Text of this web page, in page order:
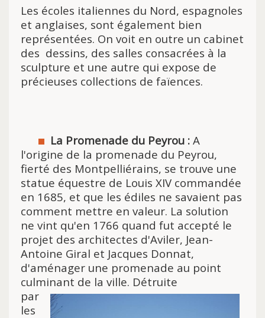
Les écoles italiennes du Nord, espagnoles
et anglaises, sont également bien
représentées. On voit en outre un cabinet
des dessins, des salles consacrées à la
sculpture et une autre qui expose de
précieuses collections de faïences.
La Promenade du Peyrou : A
l'origine de la promenade du Peyrou,
fierté des Montpelliérains, se trouve une
statue équestre de Louis XIV commandée
en 1685, et que les édiles ne savaient pas
comment mettre en valeur. La solution
ne vint qu'en 1766 quand fut accepté le
projet des architectes d'Aviler, Jean-
Antoine Giral et Jacques Donnat,
d'aménager une promenade au point
culminant de la ville. Détruite
par
les